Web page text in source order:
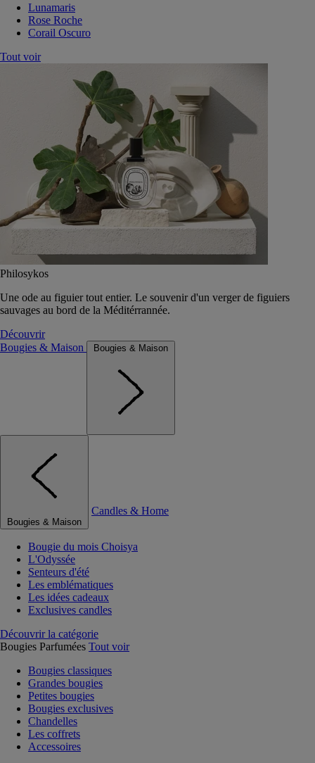
Lunamaris
Rose Roche
Corail Oscuro
Tout voir
Philosykos
Une ode au figuier tout entier. Le souvenir d'un verger de figuiers
sauvages au bord de la Méditérrannée.
Découvrir
Bougies & Maison
Bougies & Maison
Bougies & Maison
Candles & Home
Bougie du mois Choisya
L'Odyssée
Senteurs d'été
Les emblématiques
Les idées cadeaux
Exclusives candles
Découvrir la catégorie
Bougies Parfumées Tout voir
Bougies classiques
Grandes bougies
Petites bougies
Bougies exclusives
Chandelles
Les coffrets
Accessoires